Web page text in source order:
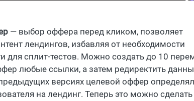
— выбор оффера перед кликом, позволяет
лендингов, избавляя от необходимости
для сплит-тестов. Можно создать до 10
любые ссылки, а затем редиректить
версиях целевой оффер
на лендинг. Теперь это можно сделать